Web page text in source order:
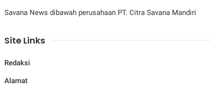
Savana News dibawah perusahaan PT. Citra Savana Mandiri
Site Links
Redaksi
Alamat